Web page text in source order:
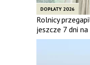
DOPŁATY 2026
Rolnicy
jeszcze 7 dni na